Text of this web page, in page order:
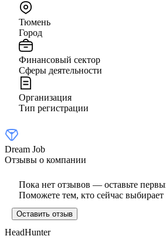
Тюмень
Город
Финансовый сектор
Сферы деятельности
Организация
Тип регистрации
Dream Job
Отзывы о компании
Пока нет отзывов — оставьте
Поможете тем, кто сейчас выбирает
Оставить отзыв
HeadHunter